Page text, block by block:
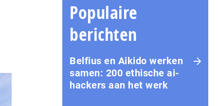
Populaire
berichten
Belfius en Aikido werken
samen: 200 ethische ai-
hackers aan het werk